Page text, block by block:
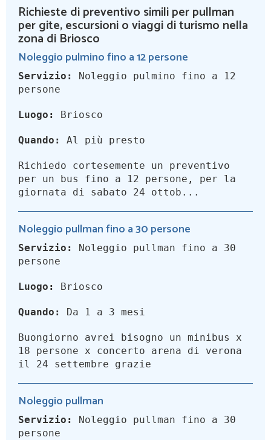
Richieste di preventivo simili per pullman
per gite, escursioni o viaggi di turismo nella
zona di Briosco
Noleggio pulmino fino a 12 persone
Servizio:
Noleggio pulmino fino a 12
persone
Luogo: Briosco
Quando: Al più presto
Richiedo cortesemente un preventivo
per un bus fino a 12 persone, per la
giornata di sabato 24 ottob...
Noleggio pullman fino a 30 persone
Servizio:
Noleggio pullman fino a 30
persone
Luogo: Briosco
Quando: Da 1 a 3 mesi
Buongiorno avrei bisogno un minibus x
18 persone x concerto arena di verona
il 24 settembre grazie
Noleggio pullman
Servizio:
Noleggio pullman fino a 30
persone